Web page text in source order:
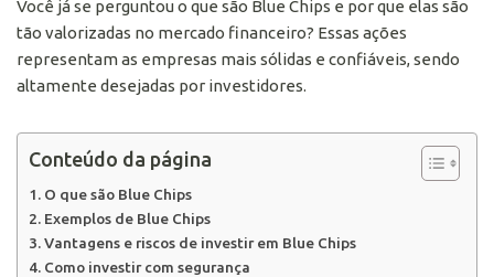
Você já se perguntou o que são Blue Chips e por que elas são
tão valorizadas no mercado financeiro? Essas ações
representam as empresas mais sólidas e confiáveis, sendo
altamente desejadas por investidores.
Conteúdo da página
O que são Blue Chips
Exemplos de Blue Chips
Vantagens e riscos de investir em Blue Chips
Como investir com segurança